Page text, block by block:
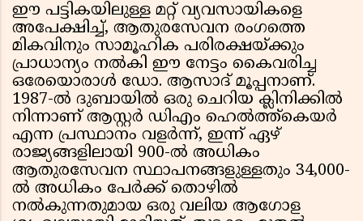
ഈ പട്ടികയിലുള്ള മറ്റ് വ്യവസായികളെ
അപേക്ഷിച്ച്, ആതുരസേവന രംഗത്തെ
മികവിനും സാമൂഹിക പരിരക്ഷയ്ക്കും
പ്രാധാന്യം നൽകി ഈ നേട്ടം കൈവരിച്ച
ഒരേയൊരാൾ ഡോ. ആസാദ് മൂപ്പനാണ്.
1987-ൽ ദുബായിൽ ഒരു ചെറിയ ക്ലിനിക്കിൽ
നിന്നാണ് ആസ്റ്റർ ഡിഎം ഹെൽത്ത്കെയർ
എന്ന പ്രസ്ഥാനം വളർന്ന്, ഇന്ന് ഏഴ്
രാജ്യങ്ങളിലായി 900-ൽ അധികം
ആതുരസേവന സ്ഥാപനങ്ങളുള്ളതും 34,000-
ൽ അധികം പേർക്ക് തൊഴിൽ
നൽകുന്നതുമായ ഒരു വലിയ ആഗോള